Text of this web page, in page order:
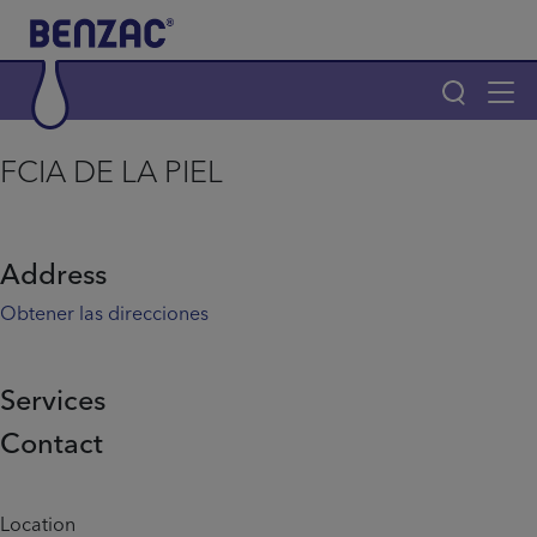
Skip to main content
Main navigation
¿Por qué elegir Benzac?
Home
Info menu
FCIA DE LA PIEL
Address
Obtener las direcciones
Services
Contact
Location